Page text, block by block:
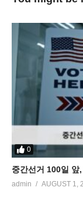
0
중간선거 100일 앞
admin AUGUST 1,